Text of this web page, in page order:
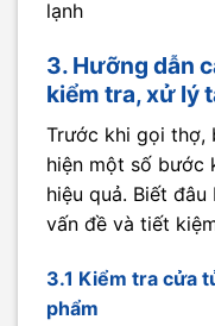
lạnh
3. Hưỡng dẫn
kiểm tra, xử lý
Trước khi gọi thợ,
hiện một số bước
hiệu quả. Biết
vấn đề và tiết
3.1 Kiểm tra cửa
phẩm